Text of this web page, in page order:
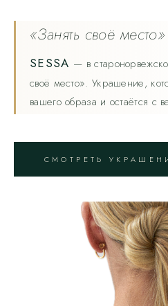
«Занять своё место»
SESSA — в
своё место». Украшение,
вашего образа и остаётся с
СМОТРЕТЬ